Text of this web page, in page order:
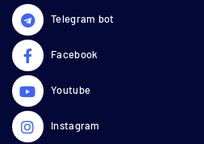
Telegram bot
Facebook
Youtube
Instagram